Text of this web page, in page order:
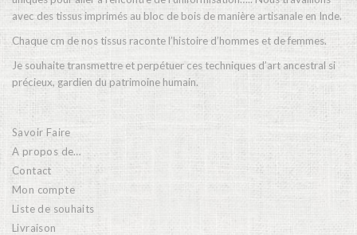
avec des tissus imprimés au bloc de bois de manière artisanale en Inde.
Chaque cm de nos tissus raconte l’histoire d’hommes et de femmes.
Je souhaite transmettre et perpétuer ces techniques d’art ancestral si
précieux, gardien du patrimoine humain.
Savoir Faire
A propos de…
Contact
Mon compte
Liste de souhaits
Livraison